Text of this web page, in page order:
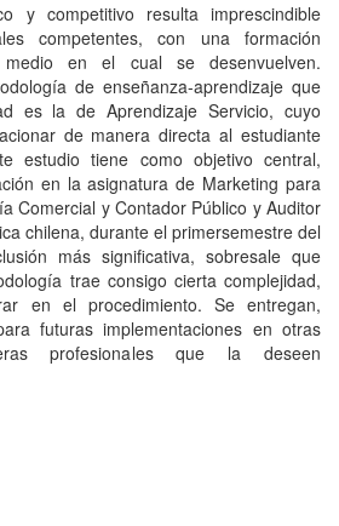
y competitivo resulta imprescindible
competentes, con una formación
en el cual se desenvuelven.
de enseñanza-aprendizaje que
es la de Aprendizaje Servicio, cuyo
de manera directa al estudiante
estudio tiene como objetivo central,
en la asignatura de Marketing para
Comercial y Contador Público y Auditor
chilena, durante el primersemestre del
más significativa, sobresale que
trae consigo cierta complejidad,
en el procedimiento. Se entregan,
futuras implementaciones en otras
profesionales que la deseen